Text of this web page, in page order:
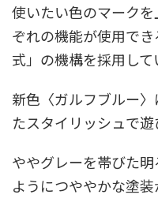
使いたい色のマーク
ぞれの機能が使用で
式」の機構を採用して
新色〈ガルフブルー
たスタイリッシュで遊
ややグレーを帯びた
ようにつややかな塗